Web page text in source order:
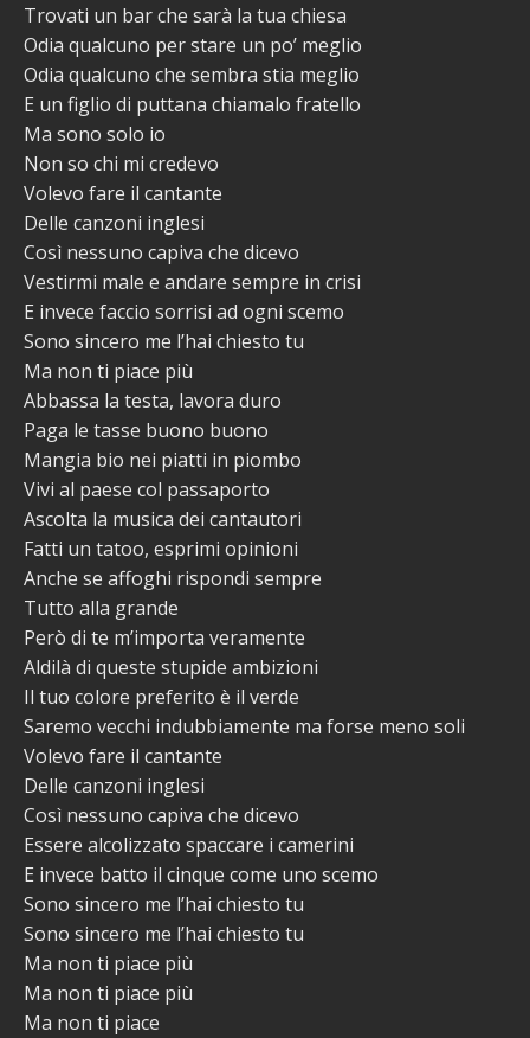
Trovati un bar che sarà la tua chiesa
Odia qualcuno per stare un po’ meglio
Odia qualcuno che sembra stia meglio
E un figlio di puttana chiamalo fratello
Ma sono solo io
Non so chi mi credevo
Volevo fare il cantante
Delle canzoni inglesi
Così nessuno capiva che dicevo
Vestirmi male e andare sempre in crisi
E invece faccio sorrisi ad ogni scemo
Sono sincero me l’hai chiesto tu
Ma non ti piace più
Abbassa la testa, lavora duro
Paga le tasse buono buono
Mangia bio nei piatti in piombo
Vivi al paese col passaporto
Ascolta la musica dei cantautori
Fatti un tatoo, esprimi opinioni
Anche se affoghi rispondi sempre
Tutto alla grande
Però di te m’importa veramente
Aldilà di queste stupide ambizioni
Il tuo colore preferito è il verde
Saremo vecchi indubbiamente ma forse meno soli
Volevo fare il cantante
Delle canzoni inglesi
Così nessuno capiva che dicevo
Essere alcolizzato spaccare i camerini
E invece batto il cinque come uno scemo
Sono sincero me l’hai chiesto tu
Sono sincero me l’hai chiesto tu
Ma non ti piace più
Ma non ti piace più
Ma non ti piace